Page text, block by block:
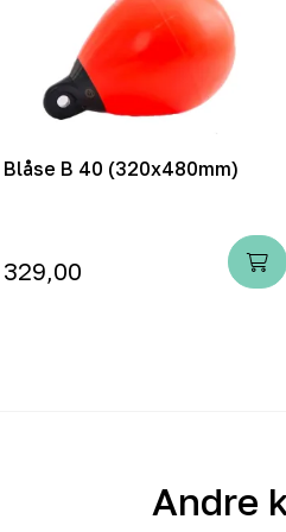
Blåse B 40 (320x480mm)
329,00
Andre